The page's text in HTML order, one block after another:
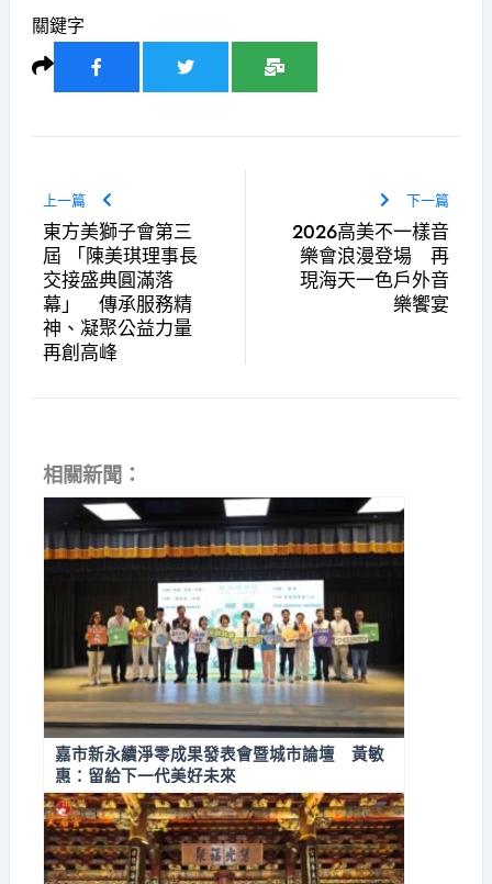
關鍵字
上一篇
東方美獅子會第三
屆 「陳美琪理事長
交接盛典圓滿落
幕」 傳承服務精
神、凝聚公益力量
再創高峰
下一篇
2026高美不一樣音
樂會浪漫登場 再
現海天一色戶外音
樂饗宴
相關新聞：
嘉市新永續淨零成果發表會暨城市論壇 黃敏
惠：留給下一代美好未來